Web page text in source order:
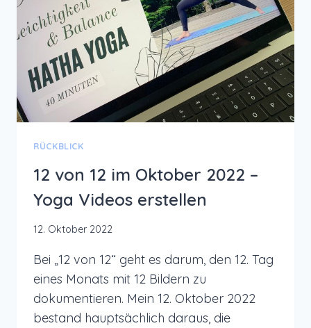
RÜCKBLICK
12 von 12 im Oktober 2022 –
Yoga Videos erstellen
12. Oktober 2022
Bei „12 von 12“ geht es darum, den 12. Tag
eines Monats mit 12 Bildern zu
dokumentieren. Mein 12. Oktober 2022
bestand hauptsächlich daraus, die